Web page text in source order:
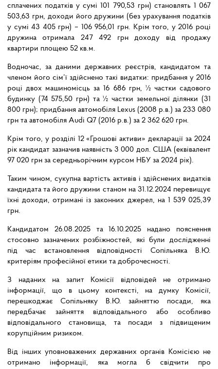
сплачених податків у сумі 101 790,53 грн) становлять 1 067
503,63 грн, доходи його дружини (без урахування податків
у сумі 43 405 грн) – 106 956,01 грн. Крім того, у 2016 році
дружина отримала 247 492 грн доходу від продажу
квартири площею 52 кв.м.
Водночас, за даними державних реєстрів, кандидатом та
членом його сім’ї здійснено такі видатки: придбання у 2016
році двох машиномісць за 16 686 грн, ½ частки садового
будинку (74 575,50 грн) та ½ частки земельної ділянки (31
800 грн); придбання автомобіля Lexus (2008 р.в.) за 233 080
грн та автомобіля Audi Q7 (2016 р.в.) за 2 362 620 грн.
Крім того, у розділі 12 «Грошові активи» декларації за 2024
рік кандидат зазначив наявність 3 000 дол. США (еквівалент
97 020 грн за середньорічним курсом НБУ за 2024 рік).
Таким чином, сукупна вартість активів і здійснених видатків
кандидата та його дружини станом на 31.12.2024 перевищує
їхні доходи, отримані із законних джерел, на 1 539 025,39
грн.
Кандидатом 26.08.2025 та 16.10.2025 надано пояснення
стосовно зазначених розбіжностей, які були дослідженні
під час встановлення відповідності Сопільняка В.Ю.
критеріям професійної етики та доброчесності.
З наданих на запит Комісії відповідей не отримано
інформації, що в цьому контексті, на думку Комісії,
перешкоджає Сопільняку В.Ю. зайняттю посади, яка
передбачає зайняття відповідального або особливо
відповідального становища, та посади з підвищеним
корупційним ризиком.
Від інших уповноважених державних органів Комісією не
отримано інформації, яка могла б свідчити про